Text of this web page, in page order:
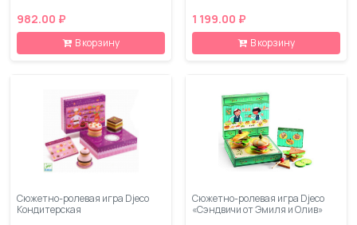
982.00 ₽
В корзину
1 199.00 ₽
В корзину
Сюжетно-ролевая игра Djeco
Кондитерская
Сюжетно-ролевая игра Djeco
«Сэндвичи от Эмиля и Олив»